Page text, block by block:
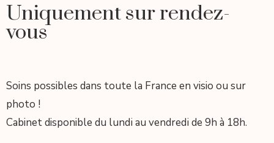
Uniquement sur rendez-
vous
Soins possibles dans toute la France en visio ou sur
photo !
Cabinet disponible du lundi au vendredi de 9h à 18h.